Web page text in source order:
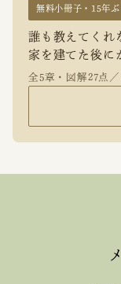
無料小冊子・15年
誰も教えてくれ
家を建てた後に
全5章・図解27点